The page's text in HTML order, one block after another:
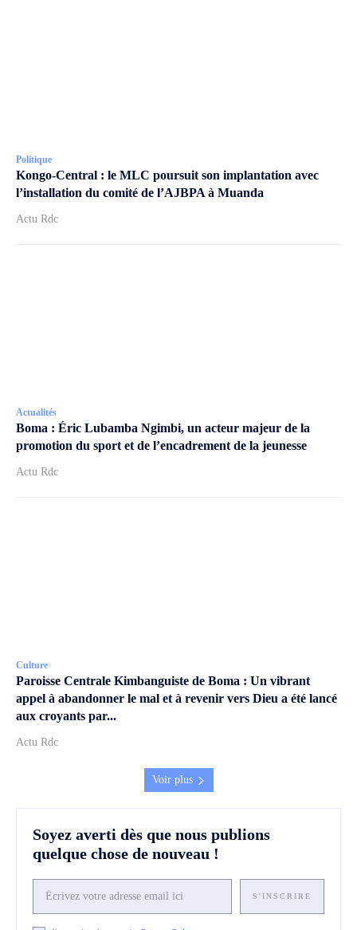
Politique
Kongo-Central : le MLC poursuit son implantation avec
l’installation du comité de l’AJBPA à Muanda
Actu Rdc
Actualités
Boma : Éric Lubamba Ngimbi, un acteur majeur de la
promotion du sport et de l’encadrement de la jeunesse
Actu Rdc
Culture
Paroisse Centrale Kimbanguiste de Boma : Un vibrant
appel à abandonner le mal et à revenir vers Dieu a été lancé
aux croyants par...
Actu Rdc
Voir plus
Soyez averti dès que nous publions
quelque chose de nouveau !
S'INSCRIRE